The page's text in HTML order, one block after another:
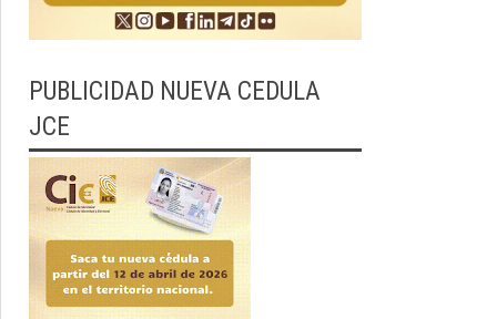
PUBLICIDAD NUEVA CEDULA
JCE